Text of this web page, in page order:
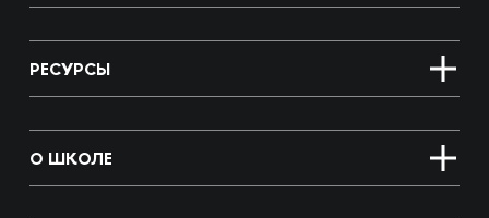
РЕСУРСЫ
О ШКОЛЕ